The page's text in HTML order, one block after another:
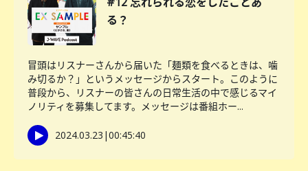
る？
冒頭はリスナーさんから届いた「麺類を食べるときは、噛
み切るか？」というメッセージからスタート。このように
普段から、リスナーの皆さんの日常生活の中で感じるマイ
ノリティを募集してます。メッセージは番組ホー...
2024.03.23 |00:45:40